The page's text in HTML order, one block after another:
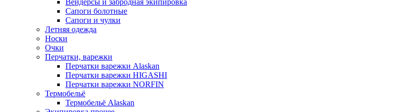
Вейдерсы и забродная экипировка
Сапоги болотные
Сапоги и чулки
Летняя одежда
Носки
Очки
Перчатки, варежки
Перчатки варежки Alaskan
Перчатки варежки HIGASHI
Перчатки варежки NORFIN
Термобельё
Термобельё Alaskan